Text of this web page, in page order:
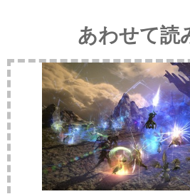
あわせて読